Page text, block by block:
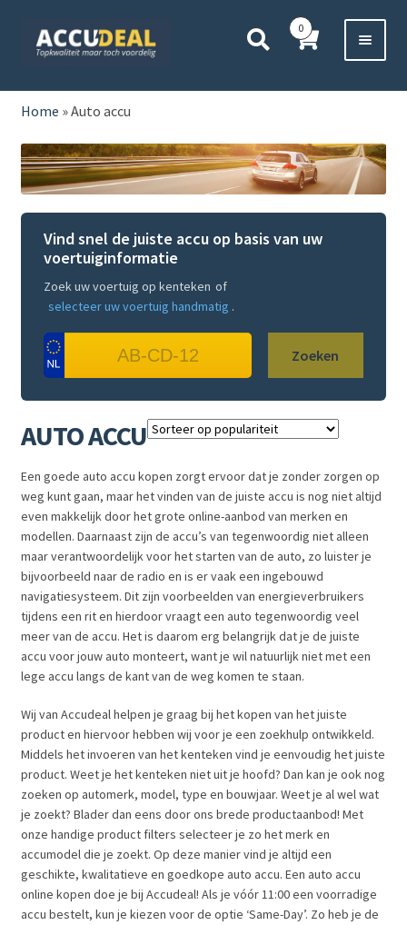
door
naar
direct
naar
HOME
AUTO
BOOT
MOTOR
CAMPER
VRACHTWAGEN
LADERS & ACCESSOIRES
MERKEN
SOORTEN
Home »Auto accu
Vind snel de juiste accu op basis van uw
voertuiginformatie
Zoek uw voertuig op kenteken of
selecteer uw voertuig handmatig .
Zoeken
AUTO ACCU
Een goede auto accu kopen zorgt ervoor dat je zonder zorgen op
weg kunt gaan, maar het vinden van de juiste accu is nog niet altijd
even makkelijk door het grote online-aanbod van merken en
modellen. Daarnaast zijn de accu’s van tegenwoordig niet alleen
maar verantwoordelijk voor het starten van de auto, zo luister je
bijvoorbeeld naar de radio en is er vaak een ingebouwd
navigatiesysteem. Dit zijn voorbeelden van energieverbruikers
tijdens een rit en hierdoor vraagt een auto tegenwoordig veel
meer van de accu. Het is daarom erg belangrijk dat je de juiste
accu voor jouw auto monteert, want je wil natuurlijk niet met een
lege accu langs de kant van de weg komen te staan.
Wij van Accudeal helpen je graag bij het kopen van het juiste
product en hiervoor hebben wij voor je een zoekhulp ontwikkeld.
Middels het invoeren van het kenteken vind je eenvoudig het juiste
product. Weet je het kenteken niet uit je hoofd? Dan kan je ook nog
zoeken op automerk, model, type en bouwjaar. Weet je al wel wat
je zoekt? Blader dan eens door ons brede productaanbod! Met
onze handige product filters selecteer je zo het merk en
accumodel die je zoekt. Op deze manier vind je altijd een
geschikte, kwalitatieve en goedkope auto accu. Een auto accu
online kopen doe je bij Accudeal! Als je vóór 11:00 een voorradige
accu bestelt, kun je kiezen voor de optie ‘Same-Day’. Zo heb je de
0